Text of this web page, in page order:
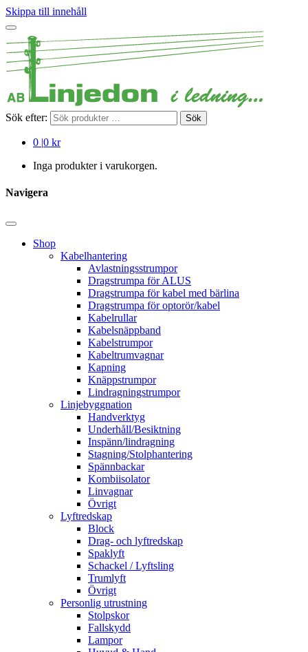
Skippa till innehåll
Sök efter: Sök
0 |0 kr
Inga produkter i varukorgen.
Navigera
Shop
Kabelhantering
Avlastningsstrumpor
Dragstrumpa för ALUS
Dragstrumpa för kabel med bärlina
Dragstrumpa för optorör/kabel
Kabelrullar
Kabelsnäppband
Kabelstrumpor
Kabeltrumvagnar
Kapning
Knäppstrumpor
Lindragningstrumpor
Linjebyggnation
Handverktyg
Underhåll/Besiktning
Inspänn/lindragning
Stagning/Stolphantering
Spännbackar
Kombiisolator
Linvagnar
Övrigt
Lyftredskap
Block
Drag- och lyftredskap
Spaklyft
Schackel / Lyftsling
Trumlyft
Övrigt
Personlig utrustning
Stolpskor
Fallskydd
Lampor